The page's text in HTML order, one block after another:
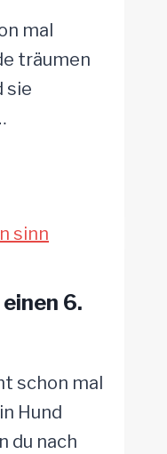
mal
träumen
sie
6.
schon mal
Hund
du nach